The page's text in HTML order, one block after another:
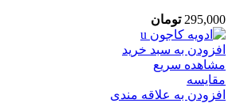
295,000 تومان
افزودن به سبد خرید
مشاهده سریع
مقایسه
افزودن به علاقه مندی